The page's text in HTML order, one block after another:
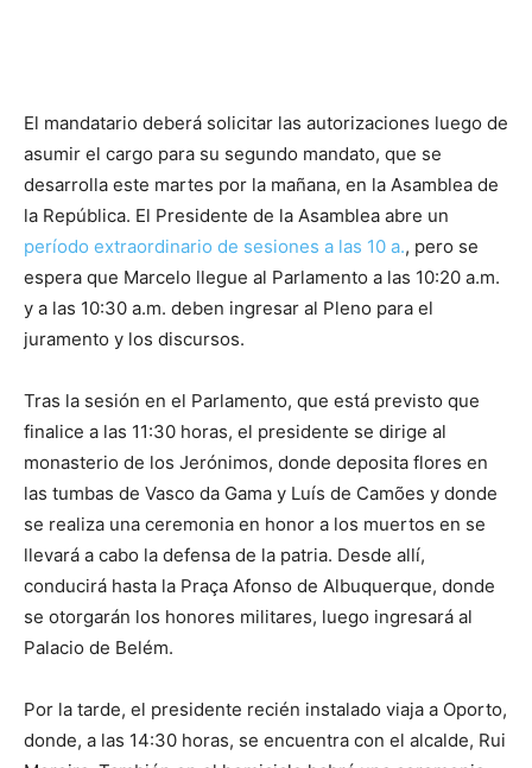
El mandatario deberá solicitar las autorizaciones luego de
asumir el cargo para su segundo mandato, que se
desarrolla este martes por la mañana, en la Asamblea de
la República. El Presidente de la Asamblea abre un
período extraordinario de sesiones a las 10 a., pero se
espera que Marcelo llegue al Parlamento a las 10:20 a.m.
y a las 10:30 a.m. deben ingresar al Pleno para el
juramento y los discursos.
Tras la sesión en el Parlamento, que está previsto que
finalice a las 11:30 horas, el presidente se dirige al
monasterio de los Jerónimos, donde deposita flores en
las tumbas de Vasco da Gama y Luís de Camões y donde
se realiza una ceremonia en honor a los muertos en se
llevará a cabo la defensa de la patria. Desde allí,
conducirá hasta la Praça Afonso de Albuquerque, donde
se otorgarán los honores militares, luego ingresará al
Palacio de Belém.
Por la tarde, el presidente recién instalado viaja a Oporto,
donde, a las 14:30 horas, se encuentra con el alcalde, Rui